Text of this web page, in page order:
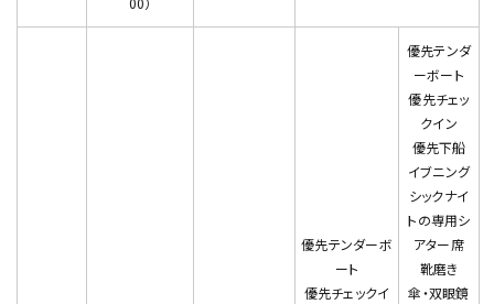
優先テンダーボ
ート
優先チェックイ
優先テンダ
ーボート
優先チェッ
クイン
優先下船
イブニング
シックナイ
トの専用シ
アター席
靴磨き
傘・双眼鏡